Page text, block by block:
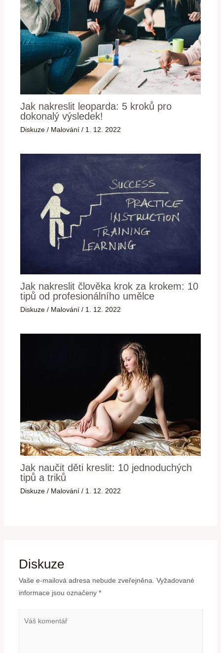
Jak nakreslit leoparda: 5 kroků pro
dokonalý výsledek!
Diskuze / Malování / 1. 12. 2022
Jak nakreslit člověka krok za krokem: 10
tipů od profesionálního umělce
Diskuze / Malování / 1. 12. 2022
Jak naučit děti kreslit: 10 jednoduchých
tipů a triků
Diskuze / Malování / 1. 12. 2022
Diskuze
Vaše e-mailová adresa nebude zveřejněna. Vyžadované
informace jsou označeny *